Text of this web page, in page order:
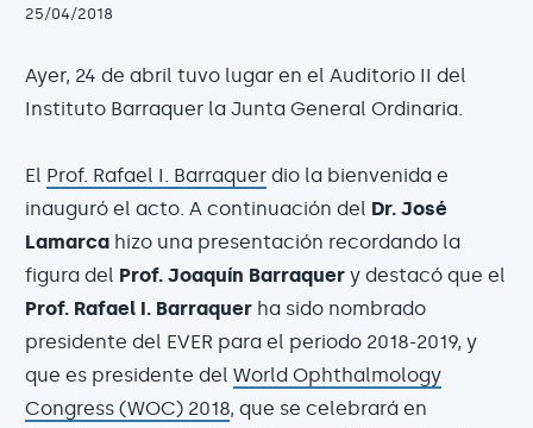
25/04/2018
Ayer, 24 de abril tuvo lugar en el Auditorio II del
Instituto Barraquer la Junta General Ordinaria.
El Prof. Rafael I. Barraquer dio la bienvenida e
inauguró el acto. A continuación del Dr. José
Lamarca hizo una presentación recordando la
figura del Prof. Joaquín Barraquer y destacó que el
Prof. Rafael I. Barraquer ha sido nombrado
presidente del EVER para el periodo 2018-2019, y
que es presidente del World Ophthalmology
Congress (WOC) 2018, que se celebrará en